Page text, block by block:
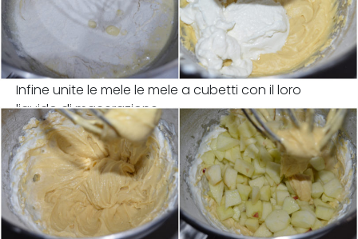
Infine unite le mele le mele a cubetti con il loro
liquido di macerazione.